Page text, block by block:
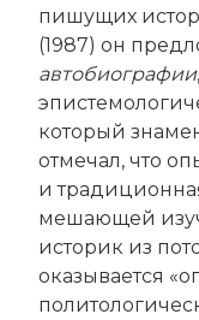
пишущих
(1987) он
автобиографии
который
отмечал, что
и
мешающей
историк из
оказывается